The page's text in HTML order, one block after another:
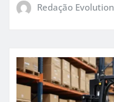
Redação Evolution